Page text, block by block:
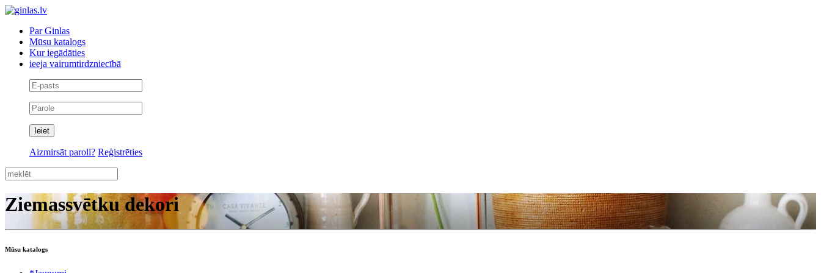
Par Ginlas
Mūsu katalogs
Kur iegādāties
ieeja vairumtirdzniecībā
Aizmirsāt paroli? Reģistrēties
Ziemassvētku dekori
Mūsu katalogs